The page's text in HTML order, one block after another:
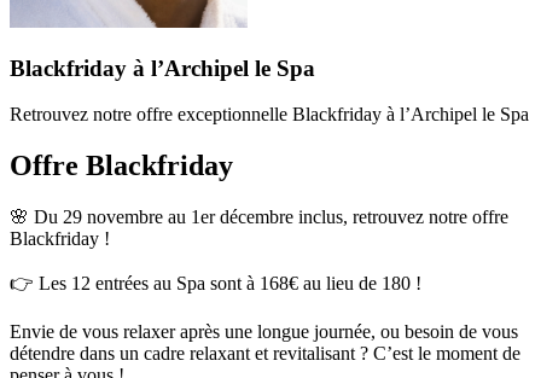
Blackfriday à l’Archipel le Spa
Retrouvez notre offre exceptionnelle Blackfriday à l’Archipel le Spa
Offre Blackfriday
🌸 Du 29 novembre au 1er décembre inclus, retrouvez notre offre
Blackfriday !
👉 Les 12 entrées au Spa sont à 168€ au lieu de 180 !
Envie de vous relaxer après une longue journée, ou besoin de vous
détendre dans un cadre relaxant et revitalisant ? C’est le moment de